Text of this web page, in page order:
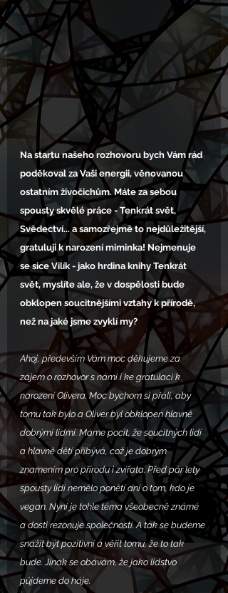
Na startu našeho rozhovoru bych Vám rád
poděkoval za Vaši energii, věnovanou
ostatním živočichům. Máte za sebou
spousty skvělé práce - Tenkrát svět,
Svědectví... a samozřejmě to nejdůležitější,
gratuluji k narození miminka! Nejmenuje
se sice Vilík - jako hrdina knihy Tenkrát
svět, myslíte ale, že v dospělosti bude
obklopen soucitnějšími vztahy k přírodě,
než na jaké jsme zvyklí my?
Ahoj, především Vám moc děkujeme za
zájem o rozhovor s námi i ke gratulaci k
narození Olivera. Moc bychom si přáli, aby
tomu tak bylo a Oliver byl obklopen hlavně
dobrými lidmi. Máme pocit, že soucitných lidí
a hlavně dětí přibývá, což je dobrým
znamením pro přírodu i zvířata. Před pár lety
spousty lidí nemělo ponětí ani o tom, kdo je
vegan. Nyní je tohle téma všeobecně známé
a dosti rezonuje společností. A tak se budeme
snažit být pozitivní a věřit tomu, že to tak
bude. Jinak se obávám, že jako lidstvo
půjdeme do háje.